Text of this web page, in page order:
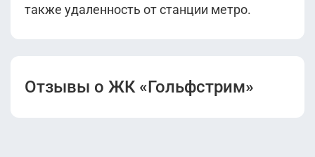
также удаленность от станции метро.
Отзывы о ЖК «Гольфстрим»